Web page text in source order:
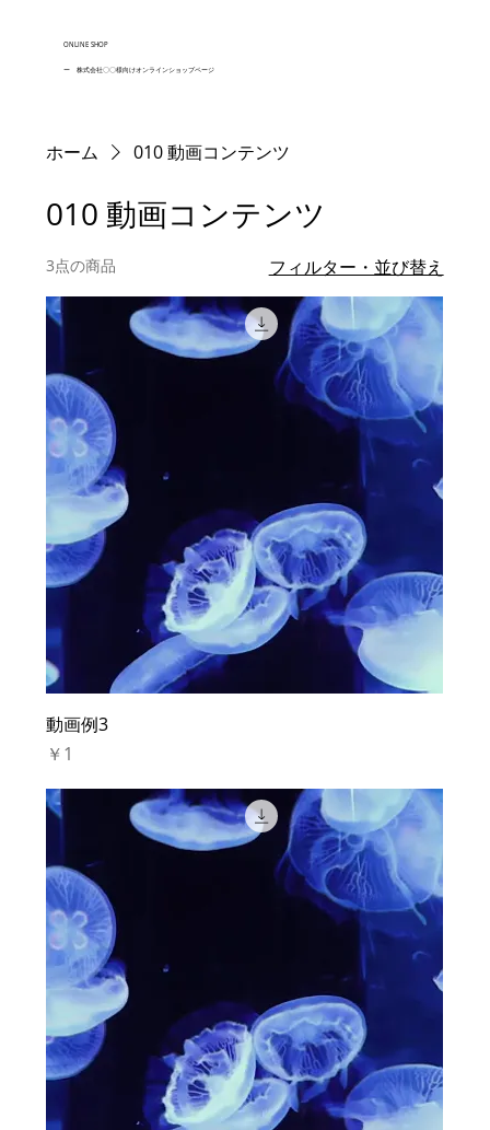
ONLINE SHOP
ー 株式会社〇〇様向けオンラインショップページ
ホーム 010 動画コンテンツ
010 動画コンテンツ
3点の商品 フィルター・並び替え
動画例3
価格
￥1